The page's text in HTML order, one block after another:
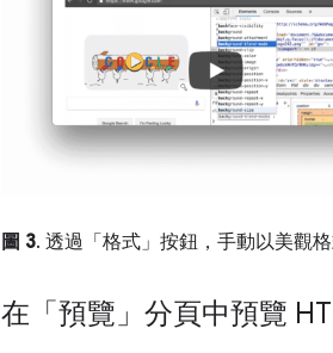
圖 3. 透過「格式」 按鈕，手動以美觀
在「預覽」分頁中預覽